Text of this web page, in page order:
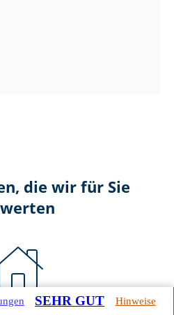
die wir für Sie
SEHR GUT Hinweise